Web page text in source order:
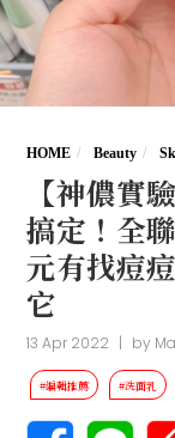
HOME Beauty
【神儂實
搞定！全
元有找痘
它
13 Apr 2022 | by
#編輯推薦 #洗面乳